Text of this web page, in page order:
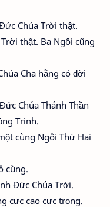
Chúa Trời thật.
thật. Ba Ngôi cũng
Cha hằng có đời
Chúa Thánh Thần
Trinh.
cùng Ngôi Thứ Hai
cùng.
Đức Chúa Trời.
cực cao cực trọng.